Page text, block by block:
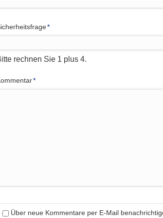
*
rechnen Sie 1 plus 4.
*
Über neue Kommentare per E-Mail